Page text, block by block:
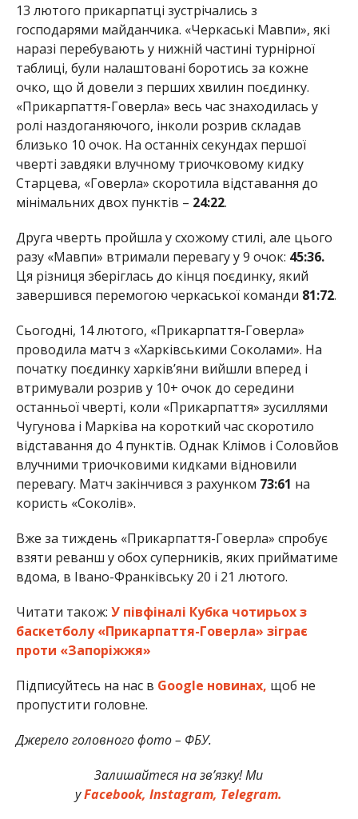
13 лютого прикарпатці зустрічались з
господарями майданчика. «Черкаські Мавпи», які
наразі перебувають у нижній частині турнірної
таблиці, були налаштовані боротись за кожне
очко, що й довели з перших хвилин поєдинку.
«Прикарпаття-Говерла» весь час знаходилась у
ролі наздоганяючого, інколи розрив складав
близько 10 очок. На останніх секундах першої
чверті завдяки влучному триочковому кидку
Старцева, «Говерла» скоротила відставання до
мінімальних двох пунктів – 24:22.
Друга чверть пройшла у схожому стилі, але цього
разу «Мавпи» втримали перевагу у 9 очок: 45:36.
Ця різниця зберіглась до кінця поєдинку, який
завершився перемогою черкаської команди 81:72.
Сьогодні, 14 лютого, «Прикарпаття-Говерла»
проводила матч з «Харківськими Соколами». На
початку поєдинку харків’яни вийшли вперед і
втримували розрив у 10+ очок до середини
останньої чверті, коли «Прикарпаття» зусиллями
Чугунова і Марківа на короткий час скоротило
відставання до 4 пунктів. Однак Клімов і Соловйов
влучними триочковими кидками відновили
перевагу. Матч закінчився з рахунком 73:61 на
користь «Соколів».
Вже за тиждень «Прикарпаття-Говерла» спробує
взяти реванш у обох суперників, яких прийматиме
вдома, в Івано-Франківську 20 і 21 лютого.
Читати також: У півфіналі Кубка чотирьох з
баскетболу «Прикарпаття-Говерла» зіграє
проти «Запоріжжя»
Підписуйтесь на нас в Google новинах, щоб не
пропустити головне.
Джерело головного фото – ФБУ.
Залишайтеся на зв’язку! Ми
уFacebook, Instagram, Telegram.